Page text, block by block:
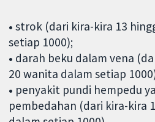
• strok (dari kira-kira 13
setiap 1000);
• darah beku dalam vena
20 wanita dalam setiap
• penyakit pundi hempedu
pembedahan (dari kira-kira